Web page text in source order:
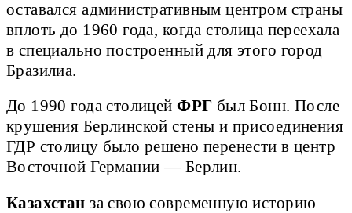
оставался административным центром страны
вплоть до 1960 года, когда столица переехала
в специально построенный для этого город
Бразилиа.
До 1990 года столицейФРГ был Бонн. После
крушения Берлинской стены и присоединения
ГДР столицу было решено перенести в центр
Восточной Германии — Берлин.
Казахстан за свою современную историю